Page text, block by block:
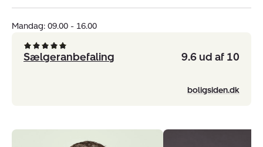
Mandag: 09.00 - 16.00
Sælgeranbefaling 9.6 ud af 10
boligsiden.dk